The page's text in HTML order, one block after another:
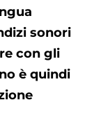
sonori
con gli
è quindi